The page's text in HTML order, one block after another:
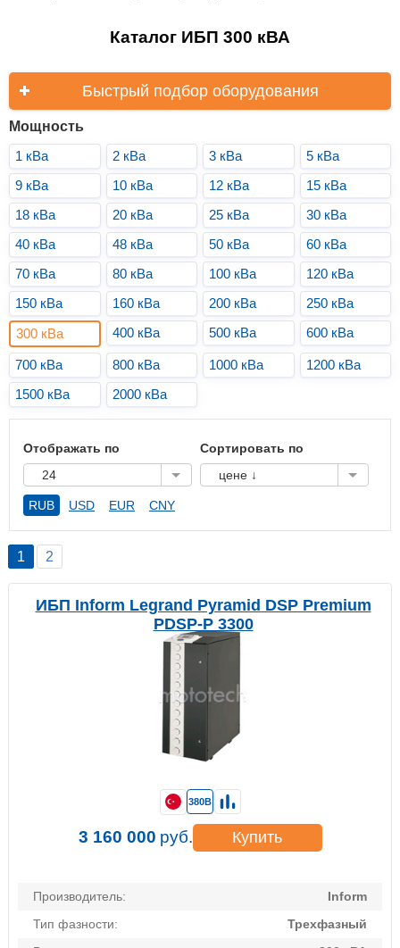
Каталог ИБП 300 кВА
Быстрый подбор оборудования
Мощность
1 кВа
2 кВа 3 кВа
5 кВа
9 кВа
10 кВа 12 кВа
15 кВа
18 кВа
20 кВа 25 кВа
30 кВа
40 кВа
48 кВа 50 кВа
60 кВа
70 кВа
80 кВа 100 кВа
120 кВа
150 кВа
160 кВа 200 кВа
250 кВа
300 кВа
400 кВа 500 кВа 600 кВа
700 кВа 800 кВа 1000 кВа
1200 кВа
1500 кВа
2000 кВа
Отображать по
24
Сортировать по
цене ↓
RUB USD EUR CNY
1 2
ИБП Inform Legrand Pyramid DSP Premium
PDSP-P 3300
Производитель:
Inform
Тип фазности:
Трехфазный
380В
3 160 000 руб. Купить